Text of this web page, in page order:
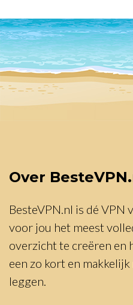
Over
BesteVPN.nl is dé
voor jou het meest
overzicht te creëren en
een zo kort en
leggen.